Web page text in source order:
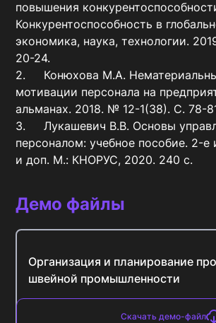
повышения
Конкурентоспособность в
экономика, наука, технологии.
20-24.
2.	Конюхова М.А. Нематериальные методы
мотивации персонала на
альманах. 2018. № 12-1(38). С. 78-
3.	Лукашевич В.В. Основы управления
персоналом: учебное пособие. 2-е
и доп. М.: КНОРУС, 2020. 240 с.
Демо файлы
Организация и планирование
швейной промышленности
Скачать демо-файл